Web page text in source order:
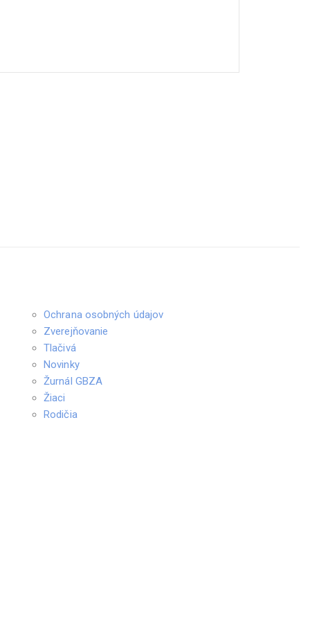
Ochrana osobných údajov
Zverejňovanie
Tlačivá
Novinky
Žurnál GBZA
Žiaci
Rodičia